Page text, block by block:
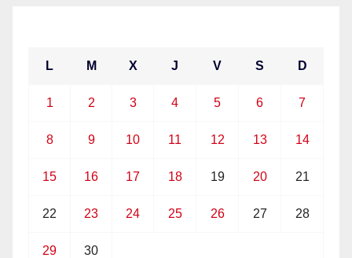
L M X J V S D
1 2 3 4 5 6 7
8 9 10 11 12 13 14
15 16 17 18 19 20 21
22 23 24 25 26 27 28
29 30